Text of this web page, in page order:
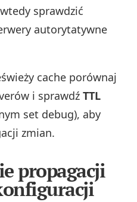
sprawdzić
autorytatywne
cache porównaj
i sprawdźTTL
set debug), aby
zmian.
propagacji